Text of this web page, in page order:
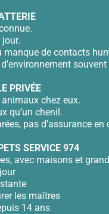
manque de contacts
PRIVÉE
chez eux.
qu’un chenil.
pas d’assurance en
SERVICE 974
avec maisons et
les maîtres
14 ans